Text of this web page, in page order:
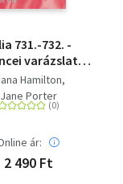
731.-732. -
varázslat;
szó sem
volt
Hamilton
Jane Porter
ár:
2 490 Ft